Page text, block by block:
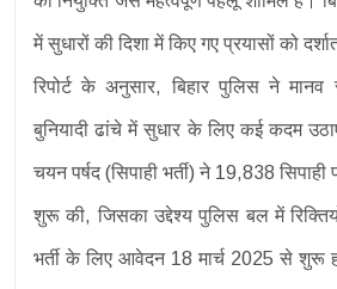
में सुधारों की दिशा में किए गए प्रयासों को
रिपोर्ट के अनुसार, बिहार पुलिस ने
बुनियादी ढांचे में सुधार के लिए कई कदम
चयन पर्षद (सिपाही भर्ती) ने 19,838 सिपाही
शुरू की, जिसका उद्देश्य पुलिस बल में
भर्ती के लिए आवेदन 18 मार्च 2025 से